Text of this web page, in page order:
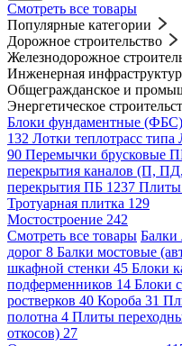
Смотреть все товары
Популярные категории
Дорожное строительство
Железнодорожное
Инженерная
Общегражданское и
Энергетическое
Блоки фундаментные (ФБС)
132 Лотки теплотрасс типа
90 Перемычки брусковые
перекрытия каналов (П,
перекрытия ПБ 1237 Плиты
Тротуарная плитка 129
Мостостроение 242
Смотреть все товары Балки
дорог 8 Балки мостовые
шкафной стенки 45 Блоки
подферменников 14 Блоки
ростверков 40 Короба 31
полотна 4 Плиты
откосов) 27